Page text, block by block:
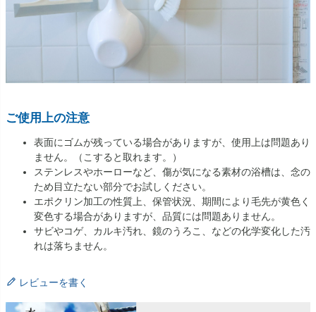
ご使用上の注意
表面にゴムが残っている場合がありますが、使用上は問題あり
ません。（こすると取れます。）
ステンレスやホーローなど、傷が気になる素材の浴槽は、念の
ため目立たない部分でお試しください。
エポクリン加工の性質上、保管状況、期間により毛先が黄色く
変色する場合がありますが、品質には問題ありません。
サビやコゲ、カルキ汚れ、鏡のうろこ、などの化学変化した汚
れは落ちません。
レビューを書く